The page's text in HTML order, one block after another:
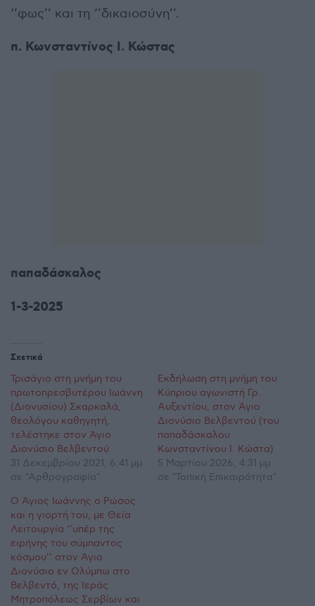
‘’φως’’ και τη ‘’δικαιοσύνη’’.
π. Κωνσταντίνος Ι. Κώστας
παπαδάσκαλος
1-3-2025
Σχετικά
Τρισάγιο στη μνήμη του
πρωτοπρεσβυτέρου Ιωάννη
(Διονυσίου) Σκαρκαλά,
θεολόγου καθηγητή,
τελέστηκε στον Άγιο
Διονύσιο Βελβεντού
31 Δεκεμβρίου 2021, 6:41 μμ
σε "Αρθρογραφία"
Εκδήλωση στη μνήμη του
Κύπριου αγωνιστή Γρ.
Αυξεντίου, στον Άγιο
Διονύσιο Βελβεντού (του
παπαδάσκαλου
Κωνσταντίνου Ι. Κώστα)
5 Μαρτίου 2026, 4:31 μμ
σε "Τοπική Επικαιρότητα"
Ο Άγιος Ιωάννης ο Ρώσος
και η γιορτή του, με Θεία
Λειτουργία ‘’υπέρ της
ειρήνης του σύμπαντος
κόσμου’’ στον Άγιο
Διονύσιο εν Ολύμπω στο
Βελβεντό, της Ιεράς
Μητροπόλεως Σερβίων και